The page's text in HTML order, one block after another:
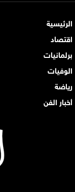
الرئيسية
اقتصاد
برلمانيات
الوفيات
رياضة
أخبار الفن